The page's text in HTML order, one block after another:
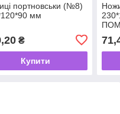
портновськи (№8)
мм
₴
Купити